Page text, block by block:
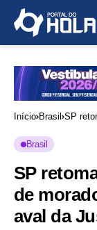
Início Brasil SP
Brasil
SP
de
aval da